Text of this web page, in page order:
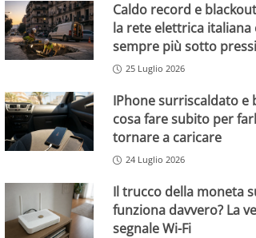
Caldo record e
la rete elettrica italiana
sempre più sotto
25 Luglio 2026
IPhone surriscaldato e
cosa fare subito per
tornare a caricare
24 Luglio 2026
Il trucco della moneta
funziona davvero? La
segnale Wi-Fi